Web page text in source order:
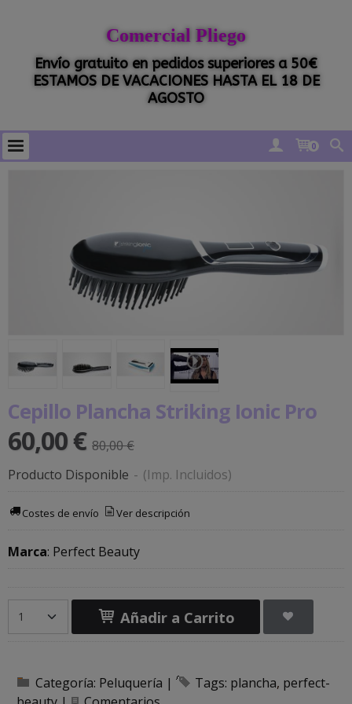
Comercial Pliego
Envío gratuito en pedidos superiores a 50€
ESTAMOS DE VACACIONES HASTA EL 18 DE
AGOSTO
0
Cepillo Plancha Striking Ionic Pro
60,00 € 80,00 €
Producto Disponible - (Imp. Incluidos)
Costes de envío Ver descripción
Marca: Perfect Beauty
Añadir a Carrito
Categoría: Peluquería | Tags: plancha perfect-